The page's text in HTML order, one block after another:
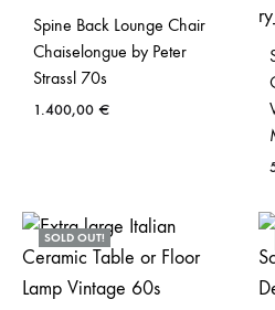
Spine Back Lounge Chair
Chaiselongue by Peter
Strassl 70s
1.400,00 €
SOLD OUT!